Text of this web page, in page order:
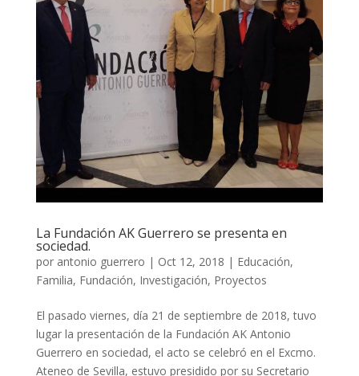
La Fundación AK Guerrero se presenta en
sociedad.
por antonio guerrero | Oct 12, 2018 | Educación,
Familia, Fundación, Investigación, Proyectos
El pasado viernes, día 21 de septiembre de 2018, tuvo
lugar la presentación de la Fundación AK Antonio
Guerrero en sociedad, el acto se celebró en el Excmo.
Ateneo de Sevilla, estuvo presidido por su Secretario